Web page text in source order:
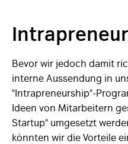
Bevor wir jedoch damit
interne Aussendung in
"Intrapreneurship"-
Ideen von Mitarbeitern
Startup" umgesetzt
könnten wir die Vorteile